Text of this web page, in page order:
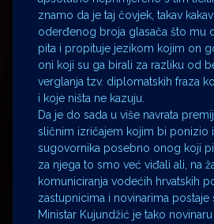
znamo da je taj čovjek, takav
oderđenog broja glasača što mu
pita i propituje jezikom kojim on
oni koji su ga birali za razliku od
verglanja tzv. diplomatskih fraza
i koje ništa ne kazuju.
Da je do sada u više navrata
sličnim izričajem kojim bi ponizio
sugovornika posebno onog koji
za njega to smo već viđali ali, na
komuniciranja vodećih hrvatskih
zastupnicima i novinarima postaje
Ministar Kujundžić je tako